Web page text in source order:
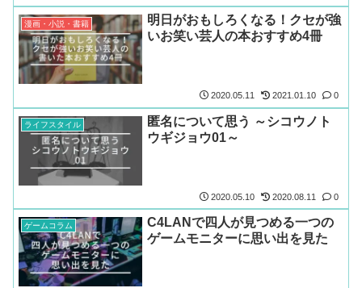
漫画・小説・書籍
明日がおもしろくなる！クセが強
いお笑い芸人の本おすすめ4冊
2020.05.11 2021.01.10 0
ライフスタイル
匿名について思う ～シコウノト
ウギジョウ01～
2020.05.10 2020.08.11 0
ゲームコラム
C4LANで四人が見つめる一つの
ゲームモニターに思い出を見た